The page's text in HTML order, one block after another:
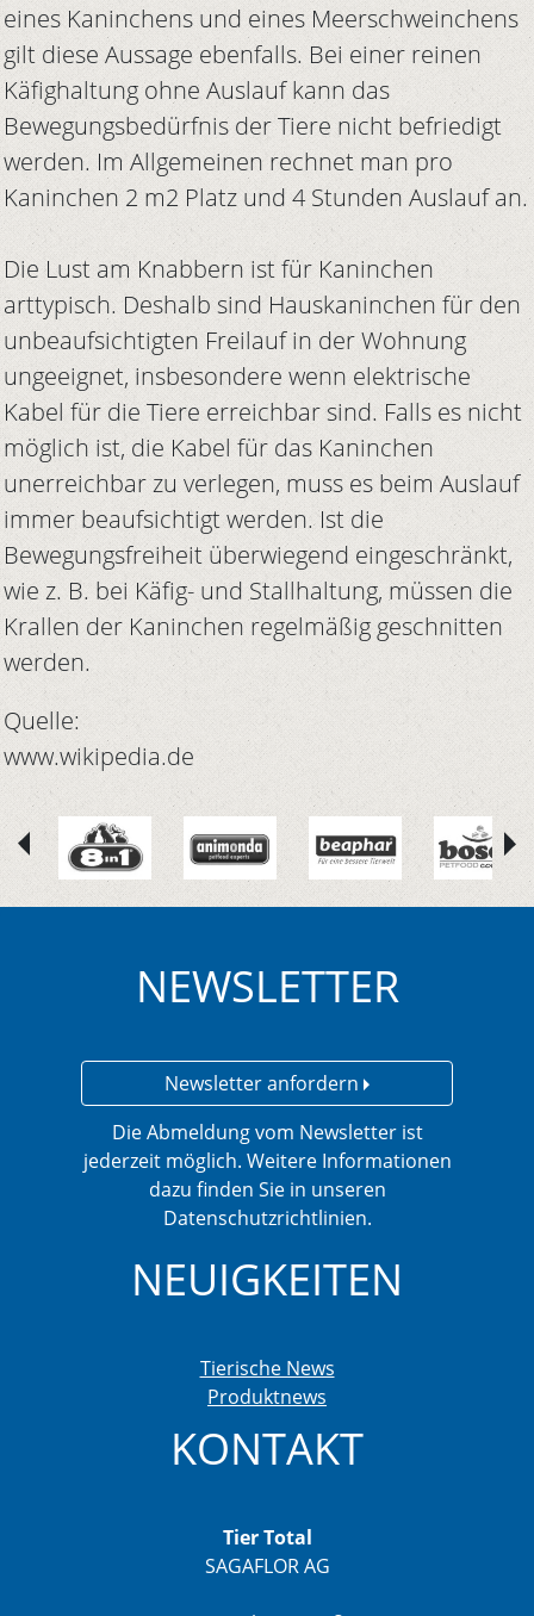
eines Kaninchens und eines Meerschweinchens
gilt diese Aussage ebenfalls. Bei einer reinen
Käfighaltung ohne Auslauf kann das
Bewegungsbedürfnis der Tiere nicht befriedigt
werden. Im Allgemeinen rechnet man pro
Kaninchen 2 m2 Platz und 4 Stunden Auslauf an.
Die Lust am Knabbern ist für Kaninchen
arttypisch. Deshalb sind Hauskaninchen für den
unbeaufsichtigten Freilauf in der Wohnung
ungeeignet, insbesondere wenn elektrische
Kabel für die Tiere erreichbar sind. Falls es nicht
möglich ist, die Kabel für das Kaninchen
unerreichbar zu verlegen, muss es beim Auslauf
immer beaufsichtigt werden. Ist die
Bewegungsfreiheit überwiegend eingeschränkt,
wie z. B. bei Käfig- und Stallhaltung, müssen die
Krallen der Kaninchen regelmäßig geschnitten
werden.
Quelle:
www.wikipedia.de
NEWSLETTER
Newsletter anfordern
Die Abmeldung vom Newsletter ist
jederzeit möglich. Weitere Informationen
dazu finden Sie in unseren
Datenschutzrichtlinien.
NEUIGKEITEN
Tierische News
Produktnews
KONTAKT
Tier Total
SAGAFLOR AG